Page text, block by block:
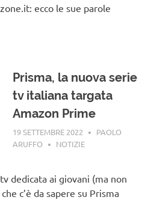
ecco le sue parole
Prisma, la nuova serie
tv italiana targata
Amazon Prime
19 SETTEMBRE 2022
PAOLO
ARUFFO
NOTIZIE
dedicata ai giovani (ma non
c’è da sapere su Prisma